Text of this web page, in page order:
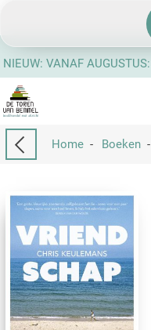
Home- Boeken-